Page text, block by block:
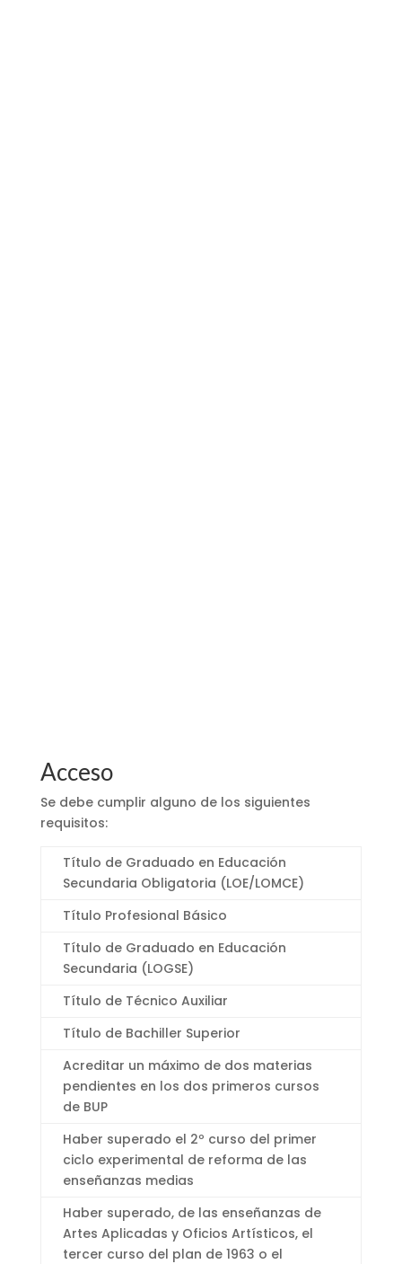
Acceso
Se debe cumplir alguno de los siguientes
requisitos:
Título de Graduado en Educación
Secundaria Obligatoria (LOE/LOMCE)
Título Profesional Básico
Título de Graduado en Educación
Secundaria (LOGSE)
Título de Técnico Auxiliar
Título de Bachiller Superior
Acreditar un máximo de dos materias
pendientes en los dos primeros cursos
de BUP
Haber superado el 2º curso del primer
ciclo experimental de reforma de las
enseñanzas medias
Haber superado, de las enseñanzas de
Artes Aplicadas y Oficios Artísticos, el
tercer curso del plan de 1963 o el